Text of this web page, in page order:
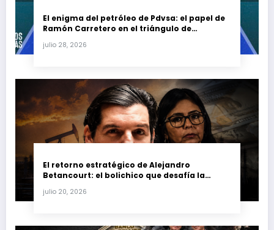
El enigma del petróleo de Pdvsa: el papel de
Ramón Carretero en el triángulo de
julio 28, 2026
El retorno estratégico de Alejandro
Betancourt: el bolichico que desafía la
petrolera venezolana
julio 20, 2026